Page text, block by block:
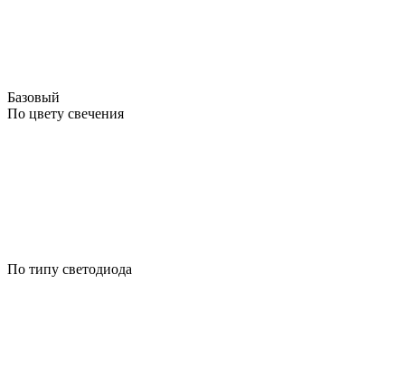
Базовый
По цвету свечения
По типу светодиода